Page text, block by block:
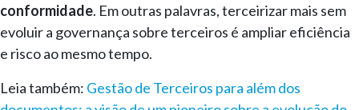
conformidade. Em outras palavras, terceirizar mais sem
evoluir a governança sobre terceiros é ampliar eficiência
e risco ao mesmo tempo.
Leia também: Gestão de Terceiros para além dos